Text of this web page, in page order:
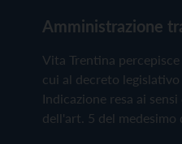
Amministrazione
Vita Trentina
cui al decreto
Indicazione resa ai
dell'art. 5 del medesimo